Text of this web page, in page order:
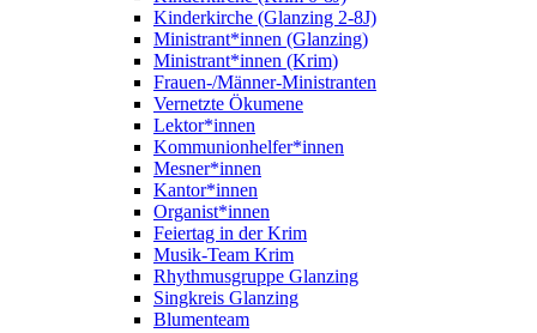
Kinderkirche (Glanzing 2-8J)
Ministrant*innen (Glanzing)
Ministrant*innen (Krim)
Frauen-/Männer-Ministranten
Vernetzte Ökumene
Lektor*innen
Kommunionhelfer*innen
Mesner*innen
Kantor*innen
Organist*innen
Feiertag in der Krim
Musik-Team Krim
Rhythmusgruppe Glanzing
Singkreis Glanzing
Blumenteam